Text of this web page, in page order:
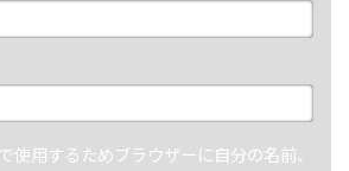
使用するためブラウザーに自分の名前、